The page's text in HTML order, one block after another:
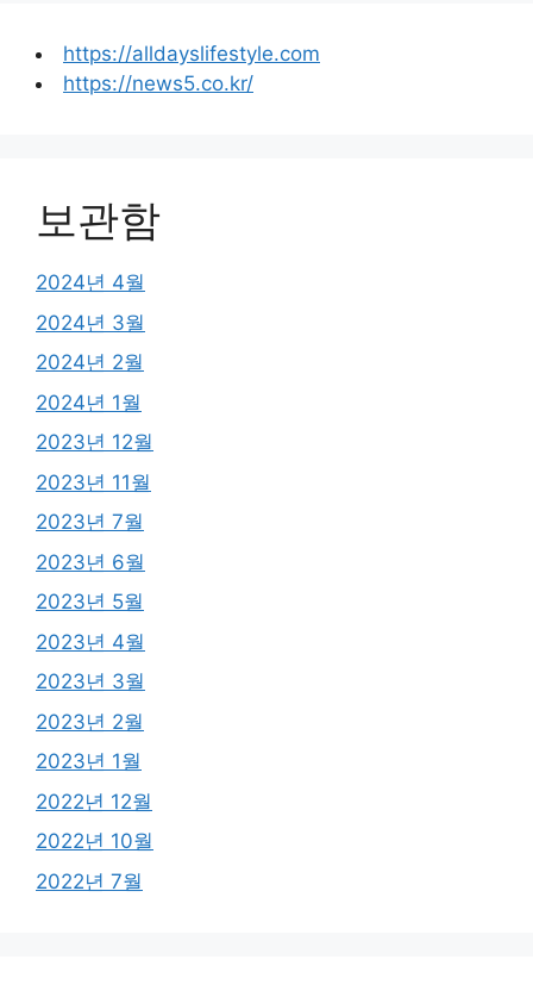
https://alldayslifestyle.com
https://news5.co.kr/
보관함
2024년 4월
2024년 3월
2024년 2월
2024년 1월
2023년 12월
2023년 11월
2023년 7월
2023년 6월
2023년 5월
2023년 4월
2023년 3월
2023년 2월
2023년 1월
2022년 12월
2022년 10월
2022년 7월